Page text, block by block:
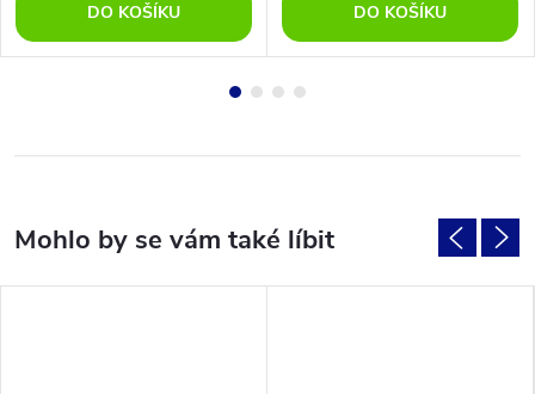
DO KOŠÍKU DO KOŠÍKU